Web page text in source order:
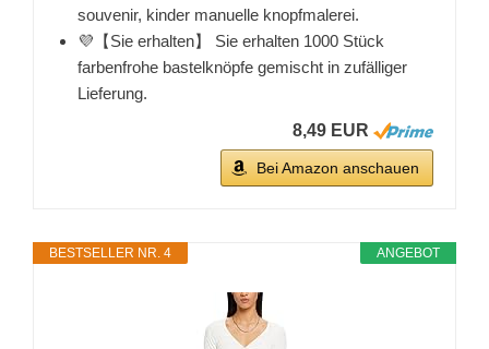
souvenir, kinder manuelle knopfmalerei.
💜【Sie erhalten】 Sie erhalten 1000 Stück
farbenfrohe bastelknöpfe gemischt in zufälliger
Lieferung.
8,49 EUR
Bei Amazon anschauen
ANGEBOT
BESTSELLER NR. 4